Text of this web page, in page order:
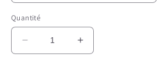
Quantité
Réduire
la
Augmenter
la